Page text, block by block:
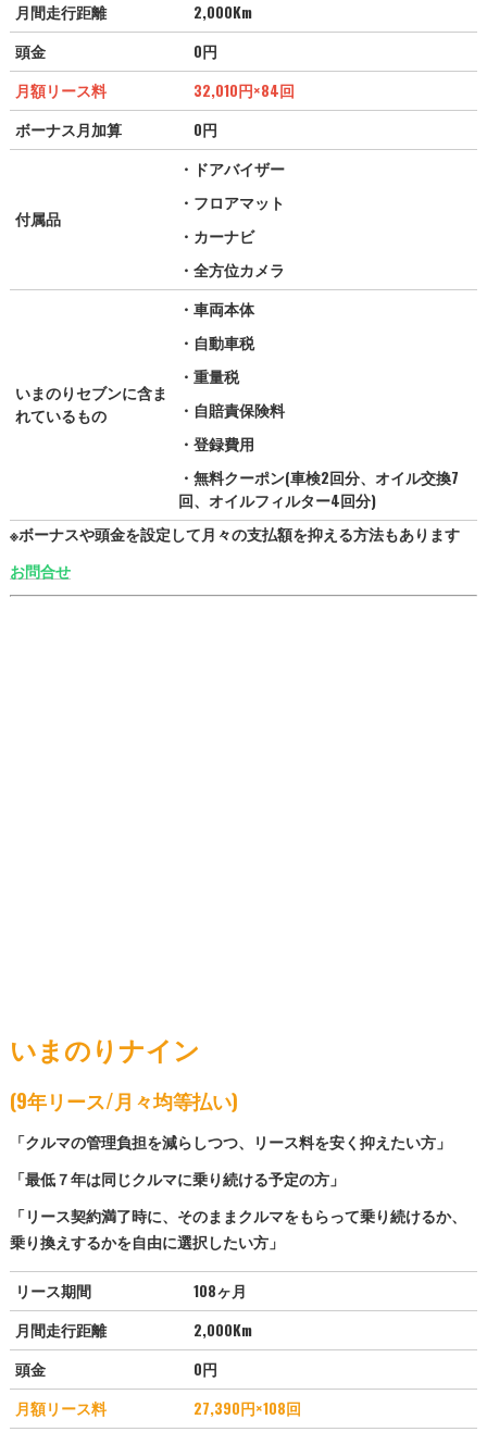
月間走行距離
2,000Km
頭金
0円
月額リース料
32,010円×84回
ボーナス月加算
0円
付属品
・ドアバイザー
・フロアマット
・カーナビ
・全方位カメラ
いまのりセブンに含ま
れているもの
・車両本体
・自動車税
・重量税
・自賠責保険料
・登録費用
・無料クーポン(車検2回分、オイル交換7
回、オイルフィルター4回分)
※ボーナスや頭金を設定して月々の支払額を抑える方法もあります
お問合せ
いまのりナイン
(9年リース/月々均等払い)
「クルマの管理負担を減らしつつ、リース料を安く抑えたい方」
「最低７年は同じクルマに乗り続ける予定の方」
「リース契約満了時に、そのままクルマをもらって乗り続けるか、
乗り換えするかを自由に選択したい方」
リース期間
108ヶ月
月間走行距離
2,000Km
頭金
0円
月額リース料
27,390円×108回